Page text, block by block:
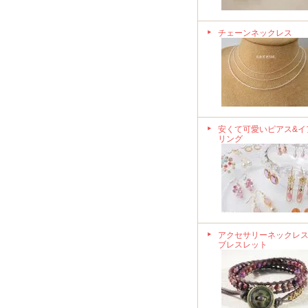
チェーンネックレス
安くて可愛いピアス&イ
リング
アクセサリーネックレ
ブレスレット